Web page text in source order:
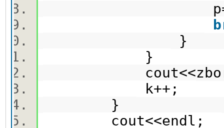
}
}
k++;
}
cout<<endl;